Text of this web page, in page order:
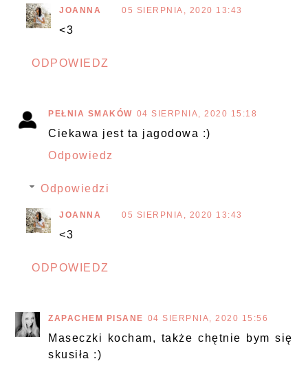
JOANNA 05 SIERPNIA, 2020 13:43
<3
ODPOWIEDZ
PEŁNIA SMAKÓW 04 SIERPNIA, 2020 15:18
Ciekawa jest ta jagodowa :)
Odpowiedz
Odpowiedzi
JOANNA 05 SIERPNIA, 2020 13:43
<3
ODPOWIEDZ
ZAPACHEM PISANE 04 SIERPNIA, 2020 15:56
Maseczki kocham, także chętnie bym się
skusiła :)